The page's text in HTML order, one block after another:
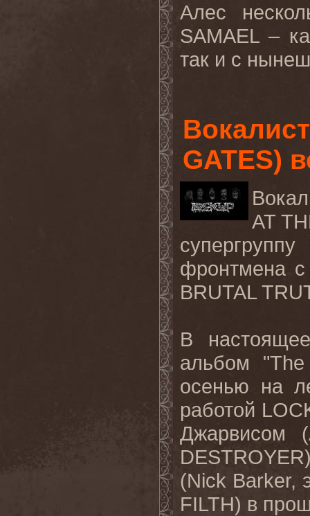
Алес
SAMAEL –
так и с
GATES)
AT
фронтмена
BRUTAL
В
альбом
осенью на
работой
Джарвисом
(Nick Barker,
FILTH) в